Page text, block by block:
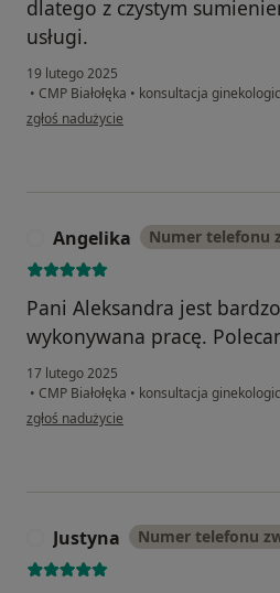
dlatego z czystym
usługi.
19 lutego 2025
• CMP Białołęka • konsultacja
w opinii użytkownika Zofia
zgłoś nadużycie
Angelika Numer telefonu
Pani Aleksandra jest
wykonywana pracę.
17 lutego 2025
• CMP Białołęka • konsultacja
w opinii użytkownika Angelika
zgłoś nadużycie
Justyna Numer telefonu